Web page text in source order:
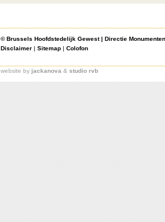
©Brussels Hoofdstedelijk Gewest| Directie
Disclaimer | Sitemap | Colofon
website by jackanova & studio rvb